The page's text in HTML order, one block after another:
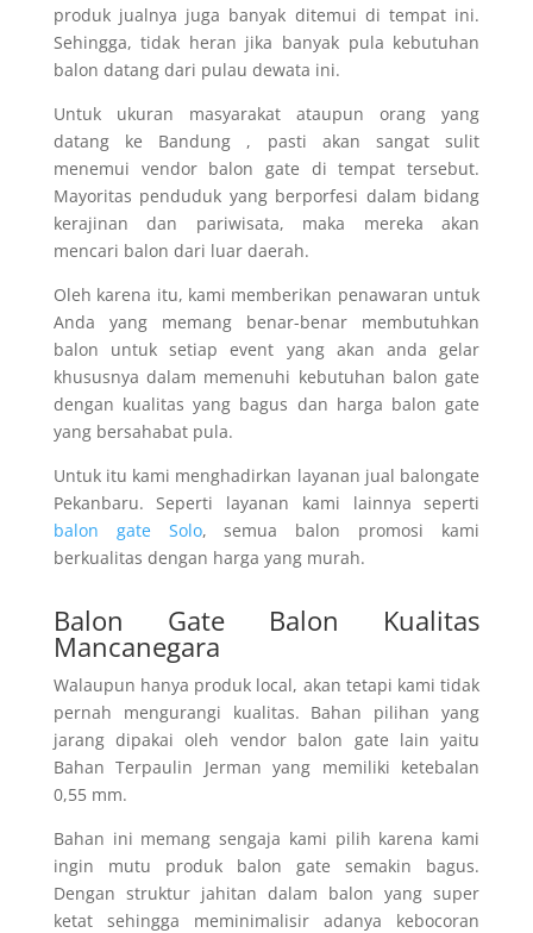
produk jualnya juga banyak ditemui di tempat ini.
Sehingga, tidak heran jika banyak pula kebutuhan
balon datang dari pulau dewata ini.
Untuk ukuran masyarakat ataupun orang yang
datang ke Bandung , pasti akan sangat sulit
menemui vendor balon gate di tempat tersebut.
Mayoritas penduduk yang berporfesi dalam bidang
kerajinan dan pariwisata, maka mereka akan
mencari balon dari luar daerah.
Oleh karena itu, kami memberikan penawaran untuk
Anda yang memang benar-benar membutuhkan
balon untuk setiap event yang akan anda gelar
khususnya dalam memenuhi kebutuhan balon gate
dengan kualitas yang bagus dan harga balon gate
yang bersahabat pula.
Untuk itu kami menghadirkan layanan jual balongate
Pekanbaru. Seperti layanan kami lainnya seperti
balon gate Solo, semua balon promosi kami
berkualitas dengan harga yang murah.
Balon Gate Balon Kualitas
Mancanegara
Walaupun hanya produk local, akan tetapi kami tidak
pernah mengurangi kualitas. Bahan pilihan yang
jarang dipakai oleh vendor balon gate lain yaitu
Bahan Terpaulin Jerman yang memiliki ketebalan
0,55 mm.
Bahan ini memang sengaja kami pilih karena kami
ingin mutu produk balon gate semakin bagus.
Dengan struktur jahitan dalam balon yang super
ketat sehingga meminimalisir adanya kebocoran